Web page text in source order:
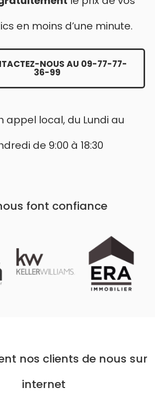
en moins d’une minute.
NOUS AU 09-77-77-
36-99
appel local, du Lundi au
de 9:00 à 18:30
font confiance
nos clients de nous sur
internet